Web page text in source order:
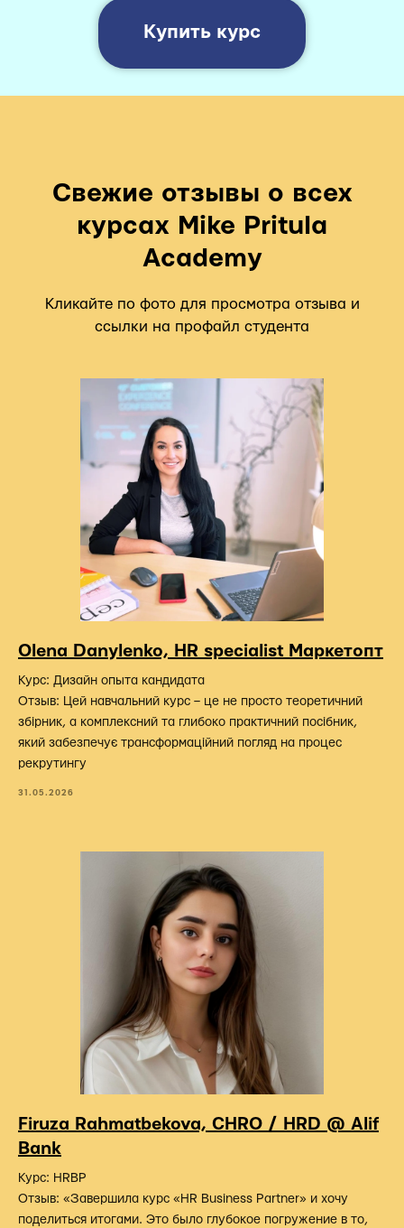
Купить курс
Свежие отзывы о всех
курсах Mike Pritula
Academy
Кликайте по фото для просмотра отзыва и
ссылки на профайл студента
Olena Danylenko, HR specialist Маркетопт
Курс: Дизайн опыта кандидата
Отзыв: Цей навчальний курс – це не просто теоретичний
збірник, а комплексний та глибоко практичний посібник,
який забезпечує трансформаційний погляд на процес
рекрутингу
31.05.2026
Firuza Rahmatbekova, CHRO / HRD @ Alif
Bank
Курс: HRBP
Отзыв: «Завершила курс «HR Business Partner» и хочу
поделиться итогами. Это было глубокое погружение в то,